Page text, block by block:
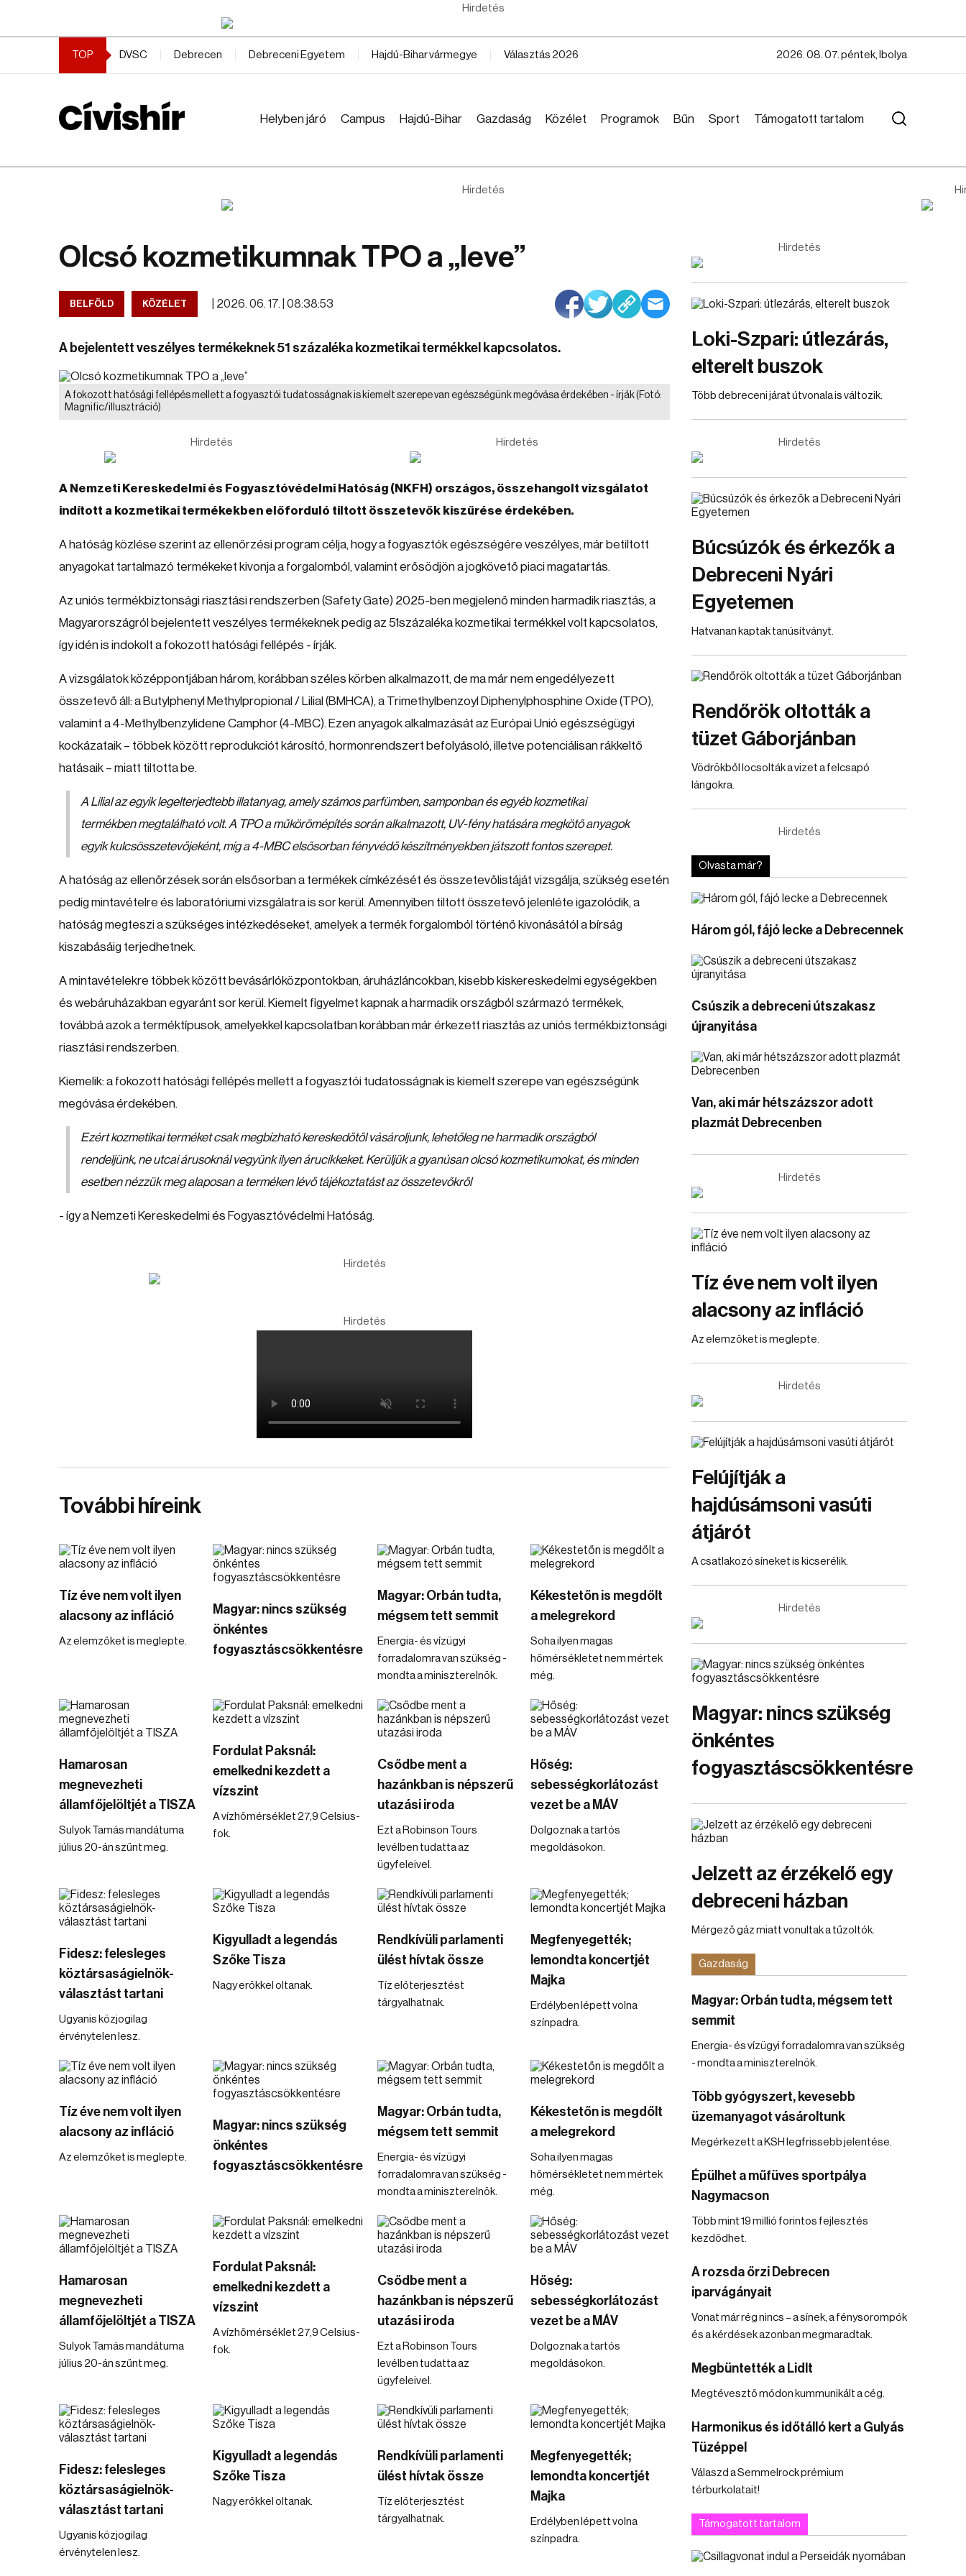
Hirdetés
TOP DVSC Debrecen Debreceni Egyetem Hajdú-Bihar vármegye Választás 2026 2026. 08. 07. péntek, Ibolya
Helyben járó Campus Hajdú-Bihar Gazdaság Közélet Programok Bűn Sport Támogatott tartalom
Hirdetés
Olcsó kozmetikumnak TPO a „leve”
BELFÖLD KÖZÉLET 2026. 06. 17. | 08:38:53
A bejelentett veszélyes termékeknek 51 százaléka kozmetikai termékkel kapcsolatos.
A fokozott hatósági fellépés mellett a fogyasztói tudatosságnak is kiemelt szerepe van egészségünk megóvása érdekében - írják(Fotó:
Magnific/illusztráció)
Hirdetés Hirdetés
A Nemzeti Kereskedelmi és Fogyasztóvédelmi Hatóság (NKFH) országos, összehangolt vizsgálatot
indított a kozmetikai termékekben előforduló tiltott összetevők kiszűrése érdekében.
A hatóság közlése szerint az ellenőrzési program célja, hogy a fogyasztók egészségére veszélyes, már betiltott
anyagokat tartalmazó termékeket kivonja a forgalomból, valamint erősödjön a jogkövető piaci magatartás.
Az uniós termékbiztonsági riasztási rendszerben (Safety Gate) 2025-ben megjelenő minden harmadik riasztás, a
Magyarországról bejelentett veszélyes termékeknek pedig az 51százaléka kozmetikai termékkel volt kapcsolatos,
így idén is indokolt a fokozott hatósági fellépés - írják.
A vizsgálatok középpontjában három, korábban széles körben alkalmazott, de ma már nem engedélyezett
összetevő áll: a Butylphenyl Methylpropional / Lilial (BMHCA), a Trimethylbenzoyl Diphenylphosphine Oxide (TPO),
valamint a 4-Methylbenzylidene Camphor (4-MBC). Ezen anyagok alkalmazását az Európai Unió egészségügyi
kockázataik – többek között reprodukciót károsító, hormonrendszert befolyásoló, illetve potenciálisan rákkeltő
hatásaik – miatt tiltotta be.
A Lilial az egyik legelterjedtebb illatanyag, amely számos parfümben, samponban és egyéb kozmetikai
termékben megtalálható volt. A TPO a műkörömépítés során alkalmazott, UV-fény hatására megkötő anyagok
egyik kulcsösszetevőjeként, míg a 4-MBC elsősorban fényvédő készítményekben játszott fontos szerepet.
A hatóság az ellenőrzések során elsősorban a termékek címkézését és összetevőlistáját vizsgálja, szükség esetén
pedig mintavételre és laboratóriumi vizsgálatra is sor kerül. Amennyiben tiltott összetevő jelenléte igazolódik, a
hatóság megteszi a szükséges intézkedéseket, amelyek a termék forgalomból történő kivonásától a bírság
kiszabásáig terjedhetnek.
A mintavételekre többek között bevásárlóközpontokban, áruházláncokban, kisebb kiskereskedelmi egységekben
és webáruházakban egyaránt sor kerül. Kiemelt figyelmet kapnak a harmadik országból származó termékek,
továbbá azok a terméktípusok, amelyekkel kapcsolatban korábban már érkezett riasztás az uniós termékbiztonsági
riasztási rendszerben.
Kiemelik: a fokozott hatósági fellépés mellett a fogyasztói tudatosságnak is kiemelt szerepe van egészségünk
megóvása érdekében.
Ezért kozmetikai terméket csak megbízható kereskedőtől vásároljunk, lehetőleg ne harmadik országból
rendeljünk, ne utcai árusoknál vegyünk ilyen árucikkeket. Kerüljük a gyanúsan olcsó kozmetikumokat, és minden
esetben nézzük meg alaposan a terméken lévő tájékoztatást az összetevőkről
- így a Nemzeti Kereskedelmi és Fogyasztóvédelmi Hatóság.
Hirdetés
Hirdetés
További híreink
Tíz éve nem volt ilyen
alacsony az infláció
Az elemzőket is meglepte.
Magyar: nincs szükség
önkéntes
fogyasztáscsökkentésre
Magyar: Orbán tudta,
mégsem tett semmit
Energia- és vízügyi
forradalomra van szükség -
mondta a miniszterelnök.
Kékestetőn is megdőlt
a melegrekord
Soha ilyen magas
hőmérsékletet nem mértek
még.
Hamarosan
megnevezheti
államfőjelöltjét a TISZA
Sulyok Tamás mandátuma
július 20-án szűnt meg.
Fordulat Paksnál:
emelkedni kezdett a
vízszint
A vízhőmérséklet 27,9 Celsius-
fok.
Csődbe ment a
hazánkban is népszerű
utazási iroda
Ezt a Robinson Tours
levélben tudatta az
ügyfeleivel.
Hőség:
sebességkorlátozást
vezet be a MÁV
Dolgoznak a tartós
megoldásokon.
Fidesz: felesleges
köztársaságielnök-
választást tartani
Ugyanis közjogilag
érvénytelen lesz.
Kigyulladt a legendás
Szőke Tisza
Nagy erőkkel oltanak.
Rendkívüli parlamenti
ülést hívtak össze
Tíz előterjesztést
tárgyalhatnak.
Megfenyegették;
lemondta koncertjét
Majka
Erdélyben lépett volna
színpadra.
Tíz éve nem volt ilyen
alacsony az infláció
Az elemzőket is meglepte.
Magyar: nincs szükség
önkéntes
fogyasztáscsökkentésre
Magyar: Orbán tudta,
mégsem tett semmit
Energia- és vízügyi
forradalomra van szükség -
mondta a miniszterelnök.
Kékestetőn is megdőlt
a melegrekord
Soha ilyen magas
hőmérsékletet nem mértek
még.
Hamarosan
megnevezheti
államfőjelöltjét a TISZA
Sulyok Tamás mandátuma
július 20-án szűnt meg.
Fordulat Paksnál:
emelkedni kezdett a
vízszint
A vízhőmérséklet 27,9 Celsius-
fok.
Csődbe ment a
hazánkban is népszerű
utazási iroda
Ezt a Robinson Tours
levélben tudatta az
ügyfeleivel.
Hőség:
sebességkorlátozást
vezet be a MÁV
Dolgoznak a tartós
megoldásokon.
Fidesz: felesleges
köztársaságielnök-
választást tartani
Ugyanis közjogilag
érvénytelen lesz.
Kigyulladt a legendás
Szőke Tisza
Nagy erőkkel oltanak.
Rendkívüli parlamenti
ülést hívtak össze
Tíz előterjesztést
tárgyalhatnak.
Megfenyegették;
lemondta koncertjét
Majka
Erdélyben lépett volna
színpadra.
Hirdetés
Loki-Szpari: útlezárás,
elterelt buszok
Több debreceni járat útvonala is változik.
Hirdetés
Búcsúzók és érkezők a
Debreceni Nyári
Egyetemen
Hatvanan kaptak tanúsítványt.
Rendőrök oltották a
tüzet Gáborjánban
Vödrökből locsolták a vizet a felcsapó
lángokra.
Hirdetés
Olvasta már?
Három gól, fájó lecke a Debrecennek
Csúszik a debreceni útszakasz
újranyitása
Van, aki már hétszázszor adott
plazmát Debrecenben
Hirdetés
Tíz éve nem volt ilyen
alacsony az infláció
Az elemzőket is meglepte.
Hirdetés
Felújítják a
hajdúsámsoni vasúti
átjárót
A csatlakozó síneket is kicserélik.
Hirdetés
Magyar: nincs szükség
önkéntes
fogyasztáscsökkentésre
Jelzett az érzékelő egy
debreceni házban
Mérgező gáz miatt vonultak a tűzoltók.
Gazdaság
Magyar: Orbán tudta, mégsem tett
semmit
Energia- és vízügyi forradalomra van szükség
- mondta a miniszterelnök.
Több gyógyszert, kevesebb
üzemanyagot vásároltunk
Megérkezett a KSH legfrissebb jelentése.
Épülhet a műfüves sportpálya
Nagymacson
Több mint 19 millió forintos fejlesztés
kezdődhet.
A rozsda őrzi Debrecen
iparvágányait
Vonat már rég nincs – a sínek, a fénysorompók
és a kérdések azonban megmaradtak.
Megbüntették a Lidlt
Megtévesztő módon kummunikált a cég.
Harmonikus és időtálló kert a Gulyás
Tüzéppel
Válaszd a Semmelrock prémium
térburkolatait!
Támogatott tartalom